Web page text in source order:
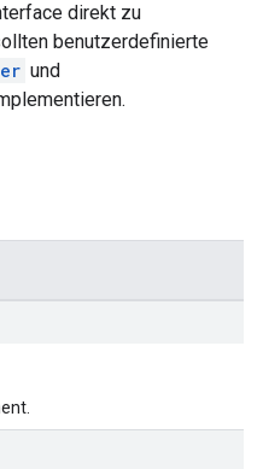
direkt zu
benutzerdefinierte
und